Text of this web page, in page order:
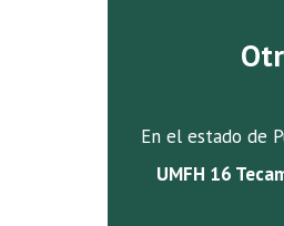
En el estado de
UMFH 16